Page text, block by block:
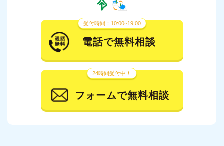
受付時間：10:00~19:00
電話で無料相談
24時間受付中！
フォームで無料相談